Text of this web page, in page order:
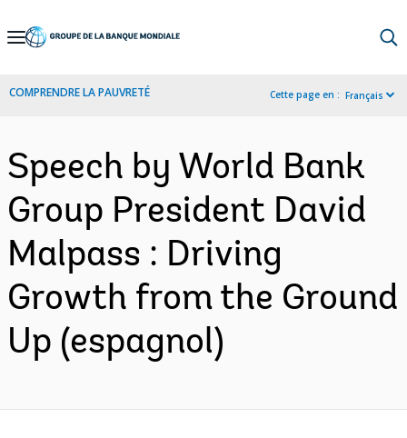
Skip
Navigation
COMPRENDRE LA PAUVRETÉ Cette page en : Français
Speech by World Bank
Group President David
Malpass : Driving
Growth from the Ground
Up (espagnol)